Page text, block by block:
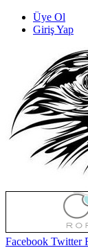
Üye Ol
Giriş Yap
Facebook Twitter